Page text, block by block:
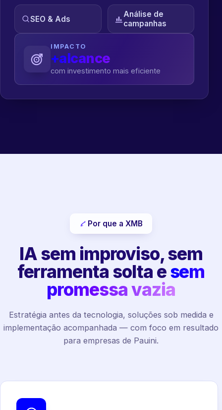
SEO & Ads
Análise de
campanhas
IMPACTO
+alcance
com investimento mais eficiente
Por que a XMB
IA sem improviso, sem
ferramenta solta esem
promessa vazia
Estratégia antes da tecnologia, soluções sob medida e
implementação acompanhada — com foco em resultado
para empresas de Pauini.